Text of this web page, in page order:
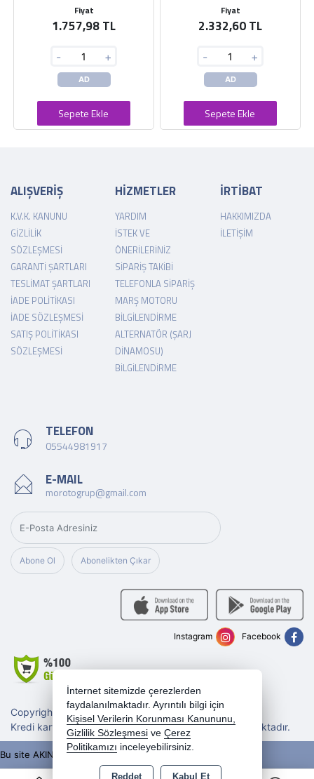
Fiyat
1.757,98 TL
- +
AD
Sepete Ekle
Fiyat
2.332,60 TL
- +
AD
Sepete Ekle
ALIŞVERİŞ
K.V.K. KANUNU
GIZLILIK
SÖZLEŞMESI
GARANTI ŞARTLARI
TESLIMAT ŞARTLARI
İADE POLITIKASI
İADE SÖZLEŞMESI
SATIŞ POLITIKASI
SÖZLEŞMESI
HİZMETLER
YARDIM
İSTEK VE
ÖNERILERINIZ
SIPARIŞ TAKIBI
TELEFONLA SIPARIŞ
MARŞ MOTORU
BILGILENDIRME
ALTERNATÖR (ŞARJ
DINAMOSU)
BILGILENDIRME
İRTİBAT
HAKKIMIZDA
İLETIŞIM
TELEFON
05544981917
E-MAIL
morotogrup@gmail.com
Abone Ol Abonelikten Çıkar
Copyright 2026 morotogrup.com - Tüm hakları saklıdır.
Kredi kartı bilgileriniz 256bit SSL sertifikası ile korunmaktadır.
Facebook
Instagram
Bu site AKINSOFT E-Ticaret ile hazırlanmıştır.
İnternet sitemizde çerezlerden
faydalanılmaktadır. Ayrıntılı bilgi için
Kişisel Verilerin Korunması Kanununu,
Gizlilik Sözleşmesi ve Çerez
Politikamızı inceleyebilirsiniz.
Reddet Kabul Et